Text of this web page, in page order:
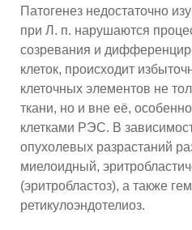
Патогенез недостаточно
при Л. п. нарушаются
созревания и
клеток, происходит
клеточных элементов не
ткани, но и вне её,
клетками РЭС. В
опухолевых разрастаний
миелоидный,
(эритробластоз), а также
ретикулоэндотелиоз.